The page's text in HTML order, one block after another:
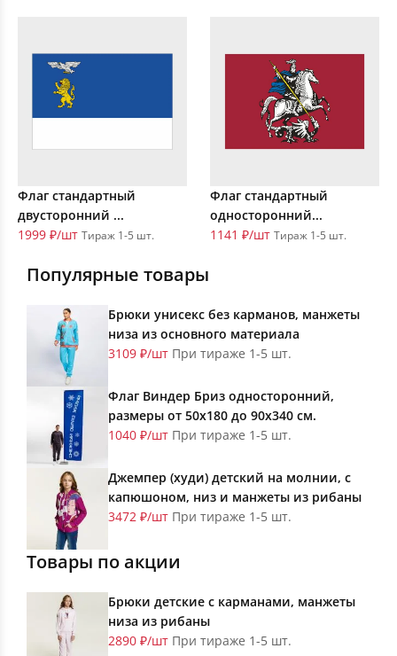
Флаг стандартный
двусторонний ...
1999 ₽/шт Тираж 1-5 шт.
Флаг стандартный
односторонний...
1141 ₽/шт Тираж 1-5 шт.
Популярные товары
Брюки унисекс без карманов, манжеты
низа из основного материала
3109 ₽/шт При тираже 1-5 шт.
Флаг Виндер Бриз односторонний,
размеры от 50х180 до 90х340 см.
1040 ₽/шт При тираже 1-5 шт.
Джемпер (худи) детский на молнии, с
капюшоном, низ и манжеты из рибаны
3472 ₽/шт При тираже 1-5 шт.
Товары по акции
Брюки детские с карманами, манжеты
низа из рибаны
2890 ₽/шт При тираже 1-5 шт.